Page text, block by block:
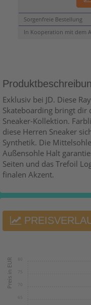
Sorgenfreie Bestellung
In Kooperation mit dem
Exklusiv bei JD. Diese
Skateboarding bringt dir
Sneaker-Kollektion.
diese Herren Sneaker
Synthetik. Die
Außensohle Halt
Seiten und das Trefoil
finalen Akzent.